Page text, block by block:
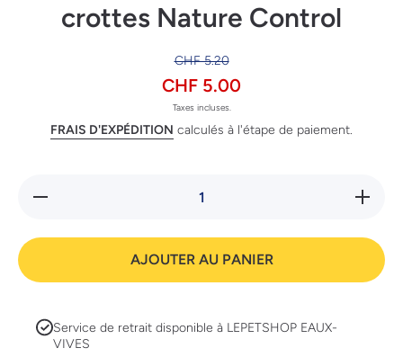
crottes Nature Control
CHF 5.20
CHF 5.00
Taxes incluses.
FRAIS D'EXPÉDITION calculés à l'étape de paiement.
Réduire
la
sachets
crottes
AJOUTER AU PANIER
Service de retrait disponible à LEPETSHOP EAUX-
VIVES